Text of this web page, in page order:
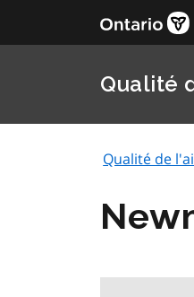
Qualité
Qualité de